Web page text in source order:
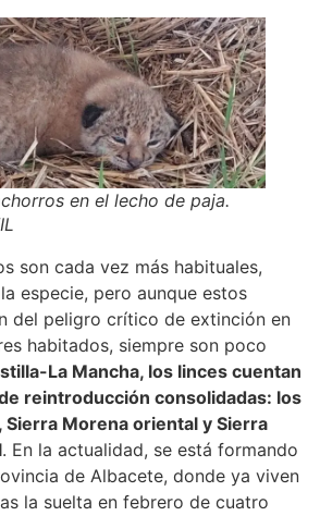
en el lecho de paja.
son cada vez más habituales,
especie, pero aunque estos
del peligro crítico de extinción en
habitados, siempre son poco
La Mancha, los linces cuentan
reintroducción consolidadas: los
Sierra Morena oriental y Sierra
. En la actualidad, se está formando
de Albacete, donde ya viven
la suelta en febrero de cuatro